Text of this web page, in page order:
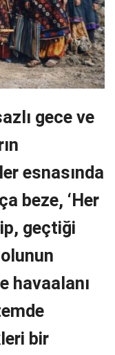
gece ve
esnasında
beze, ‘Her
geçtiği
havaalanı
bir